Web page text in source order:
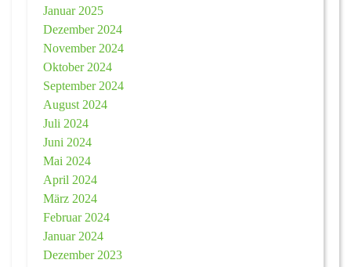
Januar 2025
Dezember 2024
November 2024
Oktober 2024
September 2024
August 2024
Juli 2024
Juni 2024
Mai 2024
April 2024
März 2024
Februar 2024
Januar 2024
Dezember 2023